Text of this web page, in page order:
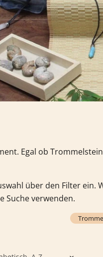
Egal ob
über den Filter
Suche verwenden.